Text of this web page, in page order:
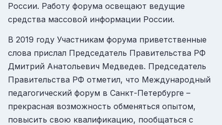
России. Работу форума освещают ведущие
средства массовой информации России.
В 2019 году Участникам форума приветственные
слова прислал Председатель Правительства РФ
Дмитрий Анатольевич Медведев. Председатель
Правительства РФ отметил, что Международный
педагогический форум в Санкт-Петербурге –
прекрасная возможность обменяться опытом,
повысить свою квалификацию, пообщаться с